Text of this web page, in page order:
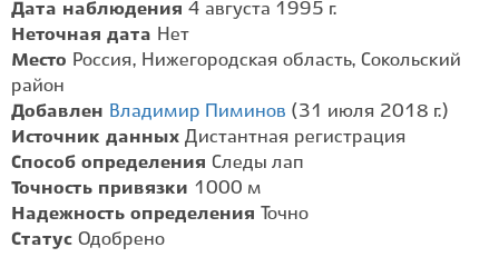
Дата наблюдения 4 августа 1995 г.
Неточная дата Нет
Место Россия, Нижегородская область, Сокольский
район
Добавлен Владимир Пиминов (31 июля 2018 г.)
Источник данных Дистантная регистрация
Способ определения Следы лап
Точность привязки 1000 м
Надежность определения
Точно
Статус Одобрено